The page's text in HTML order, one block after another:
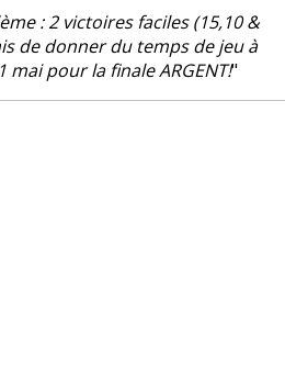
: 2 victoires faciles (15,10 &
de donner du temps de jeu à
mai pour la finale ARGENT!"